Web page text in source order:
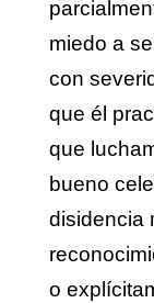
miedo a
con
que él
que
bueno
disidencia
o